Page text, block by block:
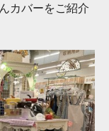
カバーをご紹介